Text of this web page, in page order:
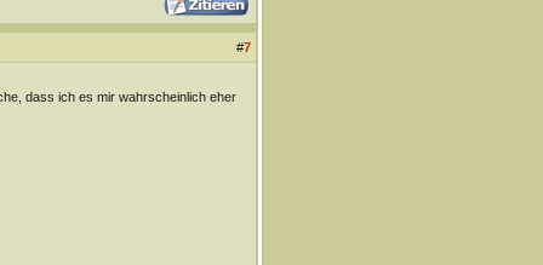
#7
dass ich es mir wahrscheinlich eher